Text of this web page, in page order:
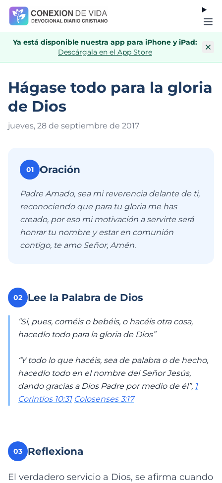
Ya está disponible nuestra app para iPhone y iPad:
Descárgala en el App Store
Hágase todo para la gloria
de Dios
jueves, 28 de septiembre de 2017
01 Oración
Padre Amado, sea mi reverencia delante de ti,
reconociendo que para tu gloria me has
creado, por eso mi motivación a servirte será
honrar tu nombre y estar en comunión
contigo, te amo Señor, Amén.
02 Lee la Palabra de Dios
“Si, pues, coméis o bebéis, o hacéis otra cosa,
hacedlo todo para la gloria de Dios”
“Y todo lo que hacéis, sea de palabra o de hecho,
hacedlo todo en el nombre del Señor Jesús,
dando gracias a Dios Padre por medio de él”, 1
Corintios 10:31 Colosenses 3:17
03 Reflexiona
El verdadero servicio a Dios, se afirma cuando